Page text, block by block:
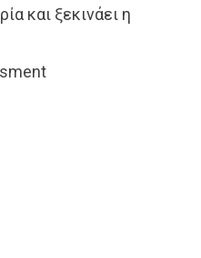
και ξεκινάει η